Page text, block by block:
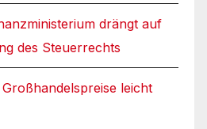
drängt auf
des Steuerrechts
leicht